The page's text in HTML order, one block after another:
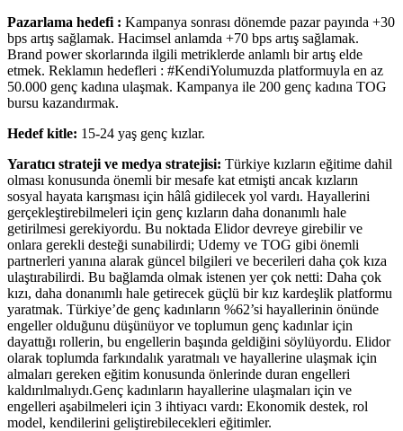
Pazarlama hedefi : Kampanya sonrası dönemde pazar payında +30
bps artış sağlamak. Hacimsel anlamda +70 bps artış sağlamak.
Brand power skorlarında ilgili metriklerde anlamlı bir artış elde
etmek. Reklamın hedefleri : #KendiYolumuzda platformuyla en az
50.000 genç kadına ulaşmak. Kampanya ile 200 genç kadına TOG
bursu kazandırmak.
Hedef kitle: 15-24 yaş genç kızlar.
Yaratıcı strateji ve medya stratejisi: Türkiye kızların eğitime dahil
olması konusunda önemli bir mesafe kat etmişti ancak kızların
sosyal hayata karışması için hâlâ gidilecek yol vardı. Hayallerini
gerçekleştirebilmeleri için genç kızların daha donanımlı hale
getirilmesi gerekiyordu. Bu noktada Elidor devreye girebilir ve
onlara gerekli desteği sunabilirdi; Udemy ve TOG gibi önemli
partnerleri yanına alarak güncel bilgileri ve becerileri daha çok kıza
ulaştırabilirdi. Bu bağlamda olmak istenen yer çok netti: Daha çok
kızı, daha donanımlı hale getirecek güçlü bir kız kardeşlik platformu
yaratmak. Türkiye’de genç kadınların %62’si hayallerinin önünde
engeller olduğunu düşünüyor ve toplumun genç kadınlar için
dayattığı rollerin, bu engellerin başında geldiğini söylüyordu. Elidor
olarak toplumda farkındalık yaratmalı ve hayallerine ulaşmak için
almaları gereken eğitim konusunda önlerinde duran engelleri
kaldırılmalıydı.Genç kadınların hayallerine ulaşmaları için ve
engelleri aşabilmeleri için 3 ihtiyacı vardı: Ekonomik destek, rol
model, kendilerini geliştirebilecekleri eğitimler.